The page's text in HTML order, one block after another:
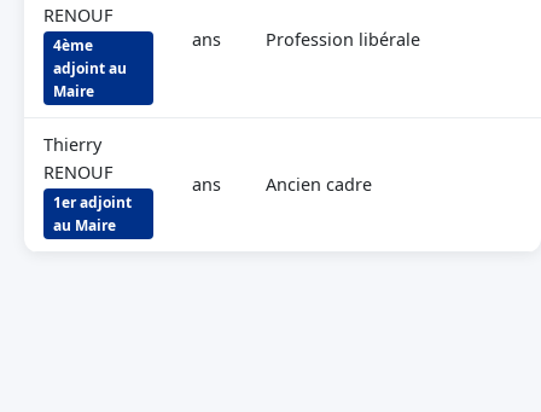
RENOUF
4ème
adjoint au
Maire
ans Profession libérale
Thierry
RENOUF
1er adjoint
au Maire
ans Ancien cadre